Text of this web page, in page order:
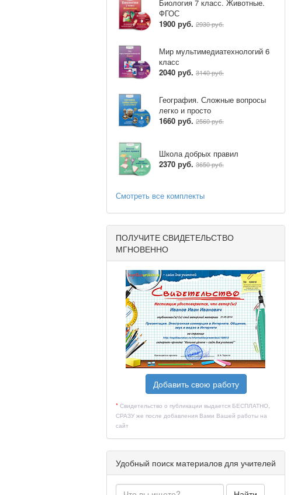
Биология 7 класс. Животные.
ФГОС
1900 руб. 2930 руб.
Мир мультимедиатехнологий 6
класс
2040 руб. 3140 руб.
География. Сложные вопросы
легко и просто
1660 руб. 2560 руб.
Школа добрых правил
2370 руб. 3650 руб.
Смотреть все комплекты
ПОЛУЧИТЕ СВИДЕТЕЛЬСТВО
МГНОВЕННО
Добавить свою работу
* Свидетельство о публикации выдается БЕСПЛАТНО,
СРАЗУ же после добавления Вами Вашей работы на
сайт
Удобный поиск материалов для учителей